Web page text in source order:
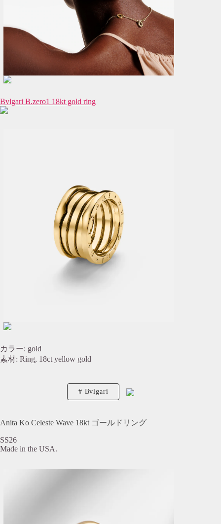
Bvlgari B.zero1 18kt gold ring
カラー: gold
素材: Ring, 18ct yellow gold
Bvlgari
Anita Ko Celeste Wave 18kt ゴールドリング
SS26
Made in the USA.